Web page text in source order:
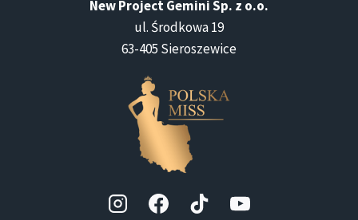
New Project Gemini Sp. z o.o.
ul. Środkowa 19
63-405 Sieroszewice